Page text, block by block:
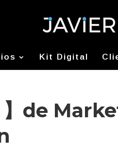
Kit Digital
】de